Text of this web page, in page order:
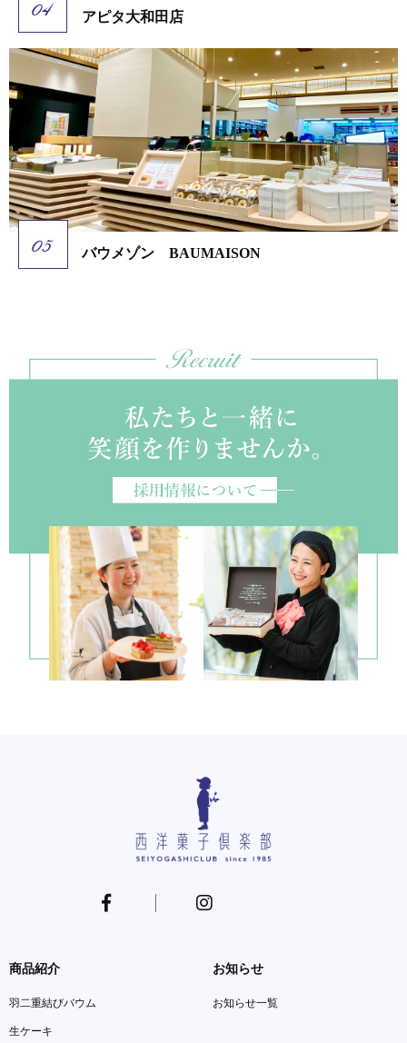
アピタ大和田店
バウメゾン BAUMAISON
商品紹介
羽二重結びバウム
生ケーキ
お知らせ
お知らせ一覧